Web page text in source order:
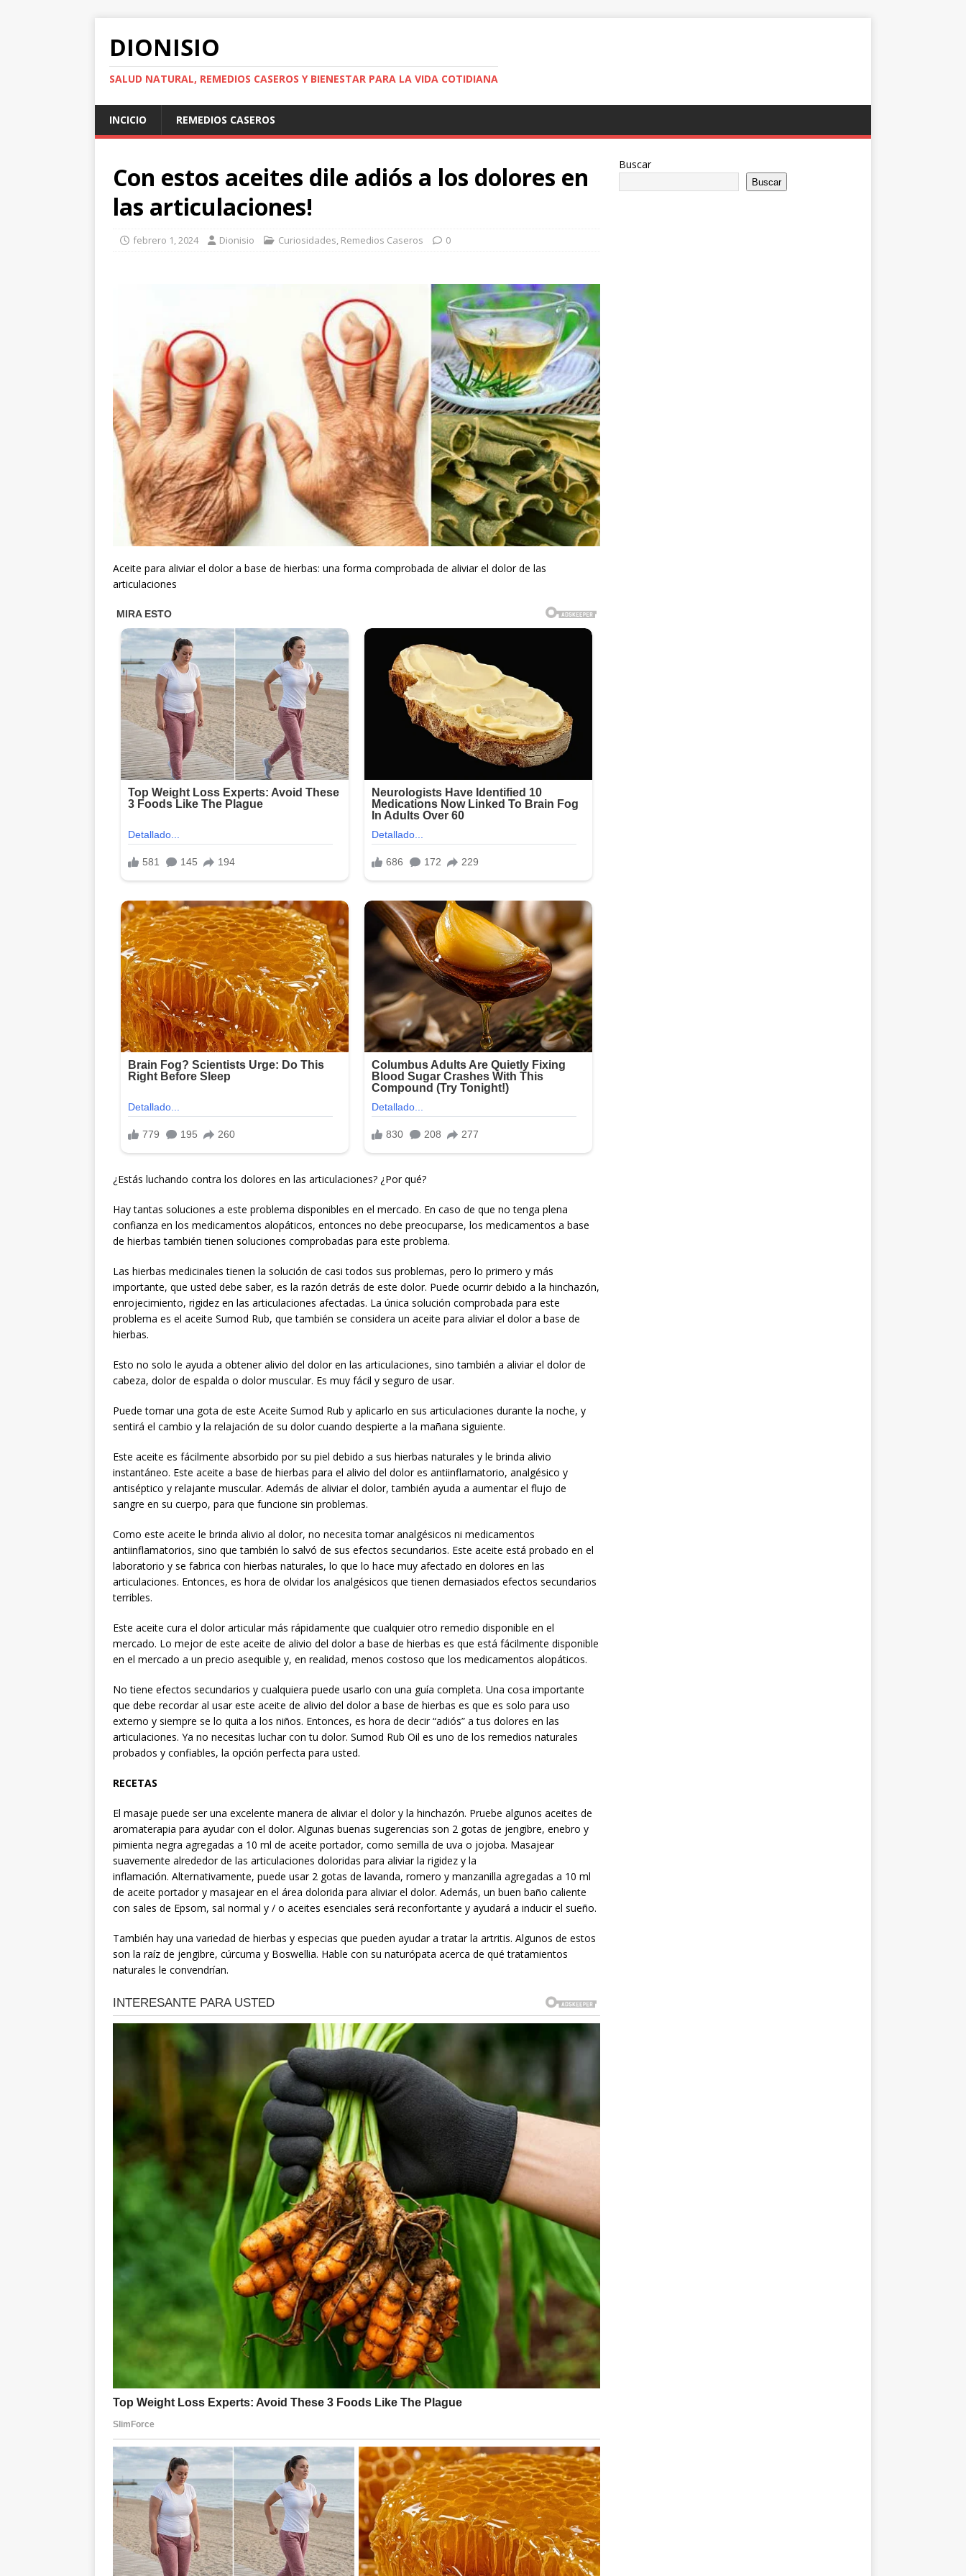
DIONISIO
SALUD NATURAL, REMEDIOS CASEROS Y BIENESTAR PARA LA VIDA COTIDIANA
INCICIO REMEDIOS CASEROS
Con estos aceites dile adiós a los dolores en
las articulaciones!
febrero 1, 2024 Dionisio Curiosidades, Remedios Caseros 0
Aceite para aliviar el dolor a base de hierbas: una forma comprobada de aliviar el dolor de las
articulaciones
¿Estás luchando contra los dolores en las articulaciones? ¿Por qué?
Hay tantas soluciones a este problema disponibles en el mercado. En caso de que no tenga plena
confianza en los medicamentos alopáticos, entonces no debe preocuparse, los medicamentos a base
de hierbas también tienen soluciones comprobadas para este problema.
Las hierbas medicinales tienen la solución de casi todos sus problemas, pero lo primero y más
importante, que usted debe saber, es la razón detrás de este dolor. Puede ocurrir debido a la hinchazón,
enrojecimiento, rigidez en las articulaciones afectadas. La única solución comprobada para este
problema es el aceite Sumod Rub, que también se considera un aceite para aliviar el dolor a base de
hierbas.
Esto no solo le ayuda a obtener alivio del dolor en las articulaciones, sino también a aliviar el dolor de
cabeza, dolor de espalda o dolor muscular. Es muy fácil y seguro de usar.
Puede tomar una gota de este Aceite Sumod Rub y aplicarlo en sus articulaciones durante la noche, y
sentirá el cambio y la relajación de su dolor cuando despierte a la mañana siguiente.
Este aceite es fácilmente absorbido por su piel debido a sus hierbas naturales y le brinda alivio
instantáneo. Este aceite a base de hierbas para el alivio del dolor es antiinflamatorio, analgésico y
antiséptico y relajante muscular. Además de aliviar el dolor, también ayuda a aumentar el flujo de
sangre en su cuerpo, para que funcione sin problemas.
Como este aceite le brinda alivio al dolor, no necesita tomar analgésicos ni medicamentos
antiinflamatorios, sino que también lo salvó de sus efectos secundarios. Este aceite está probado en el
laboratorio y se fabrica con hierbas naturales, lo que lo hace muy afectado en dolores en las
articulaciones. Entonces, es hora de olvidar los analgésicos que tienen demasiados efectos secundarios
terribles.
Este aceite cura el dolor articular más rápidamente que cualquier otro remedio disponible en el
mercado. Lo mejor de este aceite de alivio del dolor a base de hierbas es que está fácilmente disponible
en el mercado a un precio asequible y, en realidad, menos costoso que los medicamentos alopáticos.
No tiene efectos secundarios y cualquiera puede usarlo con una guía completa. Una cosa importante
que debe recordar al usar este aceite de alivio del dolor a base de hierbas es que es solo para uso
externo y siempre se lo quita a los niños. Entonces, es hora de decir “adiós” a tus dolores en las
articulaciones. Ya no necesitas luchar con tu dolor. Sumod Rub Oil es uno de los remedios naturales
probados y confiables, la opción perfecta para usted.
RECETAS
El masaje puede ser una excelente manera de aliviar el dolor y la hinchazón. Pruebe algunos aceites de
aromaterapia para ayudar con el dolor. Algunas buenas sugerencias son 2 gotas de jengibre, enebro y
pimienta negra agregadas a 10 ml de aceite portador, como semilla de uva o jojoba. Masajear
suavemente alrededor de las articulaciones doloridas para aliviar la rigidez y la
inflamación. Alternativamente, puede usar 2 gotas de lavanda, romero y manzanilla agregadas a 10 ml
de aceite portador y masajear en el área dolorida para aliviar el dolor. Además, un buen baño caliente
con sales de Epsom, sal normal y / o aceites esenciales será reconfortante y ayudará a inducir el sueño.
También hay una variedad de hierbas y especias que pueden ayudar a tratar la artritis. Algunos de estos
son la raíz de jengibre, cúrcuma y Boswellia. Hable con su naturópata acerca de qué tratamientos
naturales le convendrían.
Buscar
Buscar